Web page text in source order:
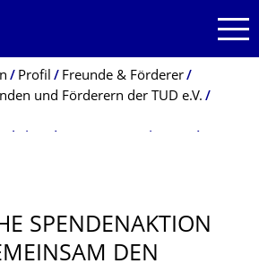
Profil
Freunde & Förderer
und Förderern der TUD e.V.
SPENDENAKTION
DEN